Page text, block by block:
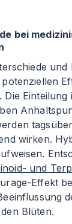
bei
Die Einteilung
wirken.
und
Effekt
Blüten.